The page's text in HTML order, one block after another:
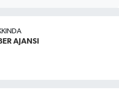
AJANSI